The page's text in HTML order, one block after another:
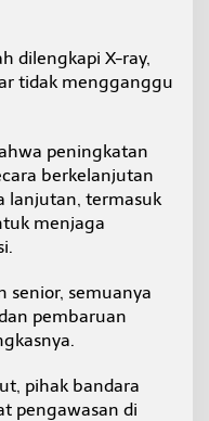
dilengkapi X-ray,
tidak mengganggu
peningkatan
berkelanjutan
lanjutan, termasuk
menjaga
senior, semuanya
pembaruan
pihak bandara
pengawasan di